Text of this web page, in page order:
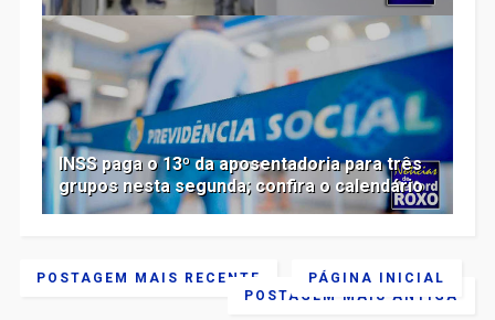
INSS paga o 13º da aposentadoria para três
grupos nesta segunda; confira o calendário
POSTAGEM MAIS RECENTE
POSTAGEM MAIS ANTIGA
PÁGINA INICIAL